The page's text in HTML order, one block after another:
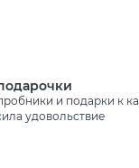
и подарки к
удовольствие